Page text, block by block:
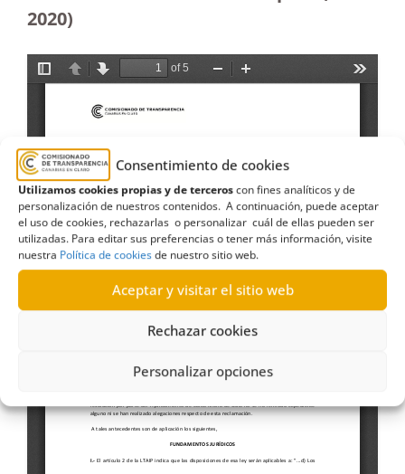
Consentimiento de cookies
Utilizamos cookies propias y de terceroscon fines analíticos y de
personalización de nuestros contenidos. A continuación, puede aceptar
el uso de cookies, rechazarlas o personalizar cuál de ellas pueden ser
utilizadas. Para editar sus preferencias o tener más información, visite
nuestra Política de cookiesde nuestro sitio web.
Aceptar y visitar el sitio web
Rechazar cookies
Personalizar opciones
2020)